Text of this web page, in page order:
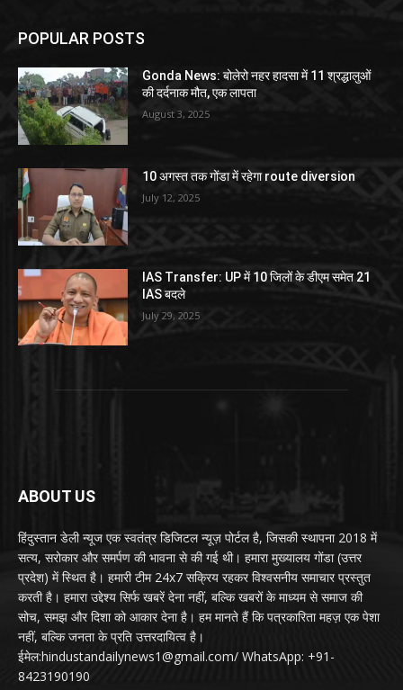
POPULAR POSTS
Gonda News: बोलेरो नहर हादसा में 11 श्रद्धालुओं
की दर्दनाक मौत, एक लापता
August 3, 2025
10 अगस्त तक गोंडा में रहेगा route diversion
July 12, 2025
IAS Transfer: UP में 10 जिलों के डीएम समेत 21
IAS बदले
July 29, 2025
ABOUT US
हिंदुस्तान डेली न्यूज एक स्वतंत्र डिजिटल न्यूज़ पोर्टल है, जिसकी स्थापना 2018 में
सत्य, सरोकार और समर्पण की भावना से की गई थी। हमारा मुख्यालय गोंडा (उत्तर
प्रदेश) में स्थित है। हमारी टीम 24x7 सक्रिय रहकर विश्वसनीय समाचार प्रस्तुत
करती है। हमारा उद्देश्य सिर्फ खबरें देना नहीं, बल्कि खबरों के माध्यम से समाज की
सोच, समझ और दिशा को आकार देना है। हम मानते हैं कि पत्रकारिता महज़ एक पेशा
नहीं, बल्कि जनता के प्रति उत्तरदायित्व है।
ईमेल:hindustandailynews1@gmail.com/ WhatsApp: +91-
8423190190